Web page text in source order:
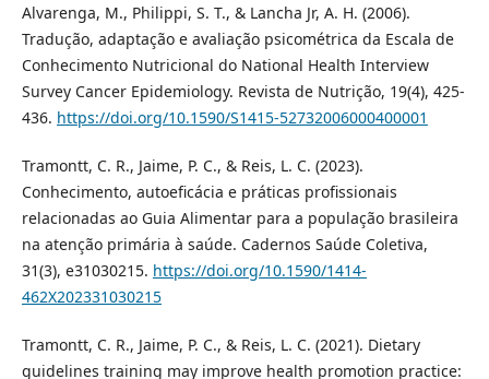
Alvarenga, M., Philippi, S. T., & Lancha Jr, A. H. (2006).
Tradução, adaptação e avaliação psicométrica da Escala de
Conhecimento Nutricional do National Health Interview
Survey Cancer Epidemiology. Revista de Nutrição, 19(4), 425-
436. https://doi.org/10.1590/S1415-52732006000400001
Tramontt, C. R., Jaime, P. C., & Reis, L. C. (2023).
Conhecimento, autoeficácia e práticas profissionais
relacionadas ao Guia Alimentar para a população brasileira
na atenção primária à saúde. Cadernos Saúde Coletiva,
31(3), e31030215. https://doi.org/10.1590/1414-
462X202331030215
Tramontt, C. R., Jaime, P. C., & Reis, L. C. (2021). Dietary
guidelines training may improve health promotion practice: